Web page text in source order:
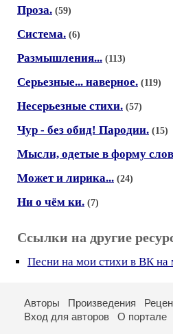
Проза. (59)
Система. (6)
Размышления... (113)
Серьезные... наверное. (119)
Несерьезные стихи. (57)
Чур - без обид! Пародии. (15)
Мысли, одетые в форму
Может и лирика... (24)
Ни о чём ки. (7)
Ссылки на другие
Песни на мои стихи в ВК на
Авторы Произведения
Вход для авторов
О портале